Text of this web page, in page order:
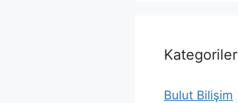
Kategoriler
Bulut Bilişim